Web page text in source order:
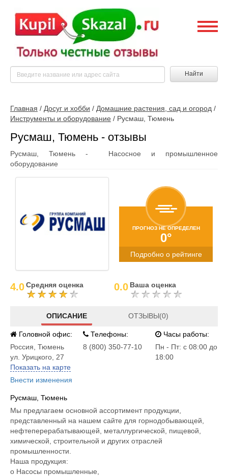
Найти
Главная / Досуг и хобби / Домашние растения, сад и огород /
Инструменты и оборудование / Русмаш, Тюмень
Русмаш, Тюмень - отзывы
Русмаш, Тюмень - Насосное и промышленное
оборудование
ПРОГНОЗ НЕ ОПРЕДЕЛЕН
0°
Подробно о рейтинге
4.0Средняя оценка 0.0 Ваша оценка
ОПИСАНИЕ ОТЗЫВЫ(0)
Головной офис:
Россия Тюмень
ул. Урицкого, 27
Показать на карте
Внести изменения
Телефоны:
8 (800) 350-77-10
Часы работы:
Пн - Пт: с 08:00 до
18:00
Русмаш, Тюмень
Мы предлагаем основной ассортимент продукции,
представленный на нашем сайте для горнодобывающей,
нефтеперерабатывающей, металлургической, пищевой,
химической, строительной и других отраслей
промышленности.
Наша продукция:
o Насосы промышленные,